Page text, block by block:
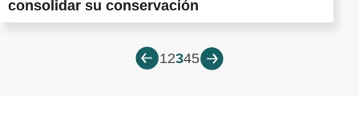
consolidar su conservación
12345